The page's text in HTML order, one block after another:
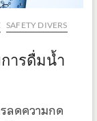
SAFETY DIVERS
ารดื่มน้ำ
ลดความกด